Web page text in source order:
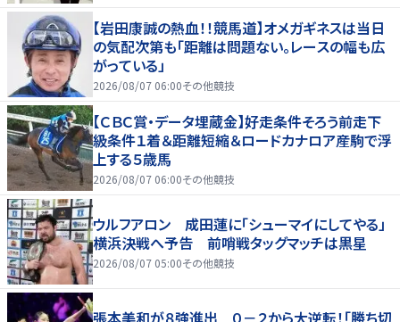
【岩田康誠の熱血！！競馬道】オメガギネスは当日
の気配次第も「距離は問題ない。レースの幅も広
がっている」
2026/08/07 06:00その他競技
【ＣＢＣ賞・データ埋蔵金】好走条件そろう前走下
級条件１着＆距離短縮＆ロードカナロア産駒で浮
上する５歳馬
2026/08/07 06:00その他競技
ウルフアロン 成田蓮に「シューマイにしてやる」
横浜決戦へ予告 前哨戦タッグマッチは黒星
2026/08/07 05:00その他競技